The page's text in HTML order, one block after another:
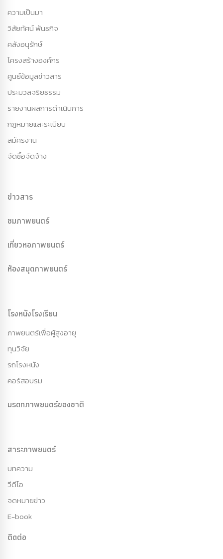
ความเป็นมา
วิสัยทัศน์ พันธกิจ
คลังอนุรักษ์
โครงสร้างองค์กร
ศูนย์ข้อมูลข่าวสาร
ประมวลจริยธรรม
รายงานผลการดำเนินการ
กฏหมายและระเบียบ
สมัครงาน
จัดซื้อจัดจ้าง
ข่าวสาร
ชมภาพยนตร์
เที่ยวหอภาพยนตร์
ห้องสมุดภาพยนตร์
โรงหนังโรงเรียน
ภาพยนตร์เพื่อผู้สูงอายุ
ทุนวิจัย
รถโรงหนัง
คอร์สอบรม
มรดกภาพยนตร์ของชาติ
สาระภาพยนตร์
บทความ
วีดีโอ
จดหมายข่าว
E-book
ติดต่อ